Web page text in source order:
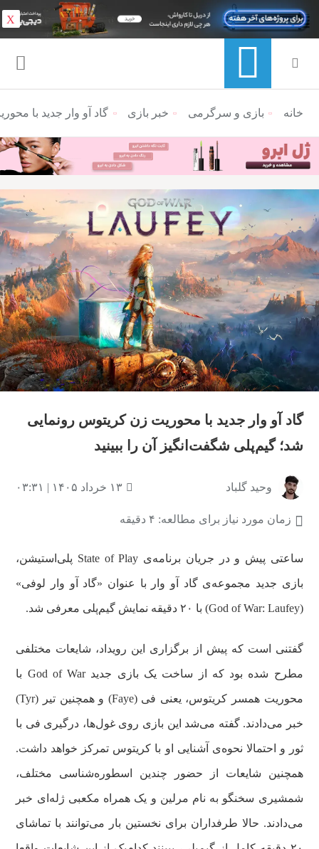
منوی ناوبری خرده نان
خانه بازی و سرگرمی خبر بازی گاد آو وار جدید با
گاد آو وار جدید با محوریت زن کریتوس رونمایی
شد؛ گیم‌پلی شگفت‌انگیز آن را ببینید
وحید گلباد ۱۳ خرداد ۱۴۰۵ | ۰۳:۳۱
زمان مورد نیاز برای مطالعه: ۴ دقیقه
ساعتی پیش و در جریان برنامه‌ی State of Play پلی‌استیشن،
بازی جدید مجموعه‌ی گاد آو وار با عنوان «گاد آو وار لوفی»
(God of War: Laufey) با ۲۰ دقیقه نمایش گیم‌پلی معرفی شد.
گفتنی است که پیش از برگزاری این رویداد، شایعات مختلفی
مطرح شده بود که از ساخت یک بازی جدید God of War با
محوریت همسر کریتوس، یعنی فی (Faye) و همچنین تیر (Tyr)
خبر می‌دادند. گفته می‌شد این بازی روی غول‌ها، درگیری فی با
ثور و احتمالا نحوه‌ی آشنایی او با کریتوس تمرکز خواهد داشت.
همچنین شایعات از حضور چندین اسطوره‌شناسی مختلف،
شمشیری سخنگو به نام مرلین و یک همراه مکعبی ژله‌ای خبر
می‌دادند. حالا طرفداران برای نخستین بار می‌توانند با تماشای
X